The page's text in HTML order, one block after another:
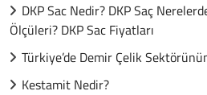
DKP Sac Nedir? DKP Saç
Ölçüleri? DKP Sac Fiyatları
Türkiye’de Demir Çelik
Kestamit Nedir?